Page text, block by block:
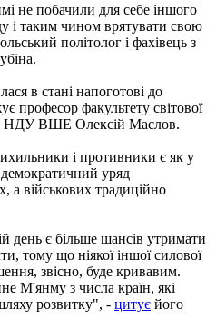
не побачили для себе іншого
і таким чином врятувати свою
політолог і фахівець з
в стані напоготові до
професор факультету світової
НДУ ВШЕ Олексій Маслов.
і противники є як у
демократичний уряд
а військових традиційно
день є більше шансів утримати
тому що ніякої іншої силової
звісно, буде кривавим.
М'янму з числа країн, які
розвитку", - цитує його